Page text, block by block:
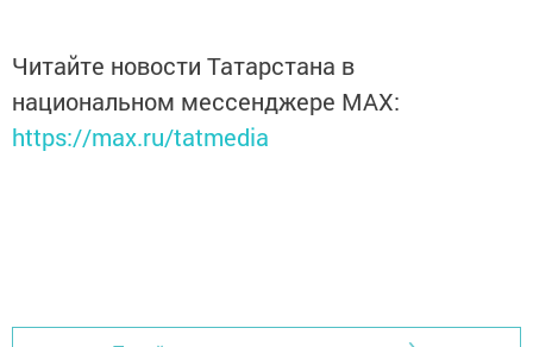
Читайте новости Татарстана в
национальном мессенджере MАХ:
https://max.ru/tatmedia